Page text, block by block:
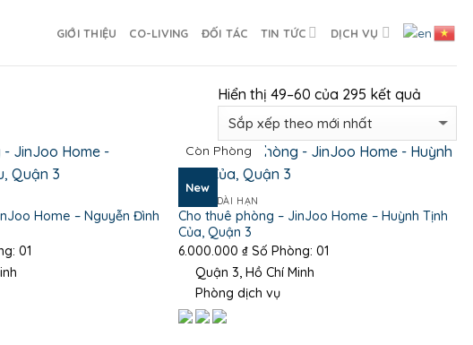
GIỚI THIỆU CO-LIVING ĐỐI TÁC TIN TỨC DỊCH VỤ
Hiển thị 49–60 của 295 kết quả
Home – Nguyễn Đình
01
New
Còn Phòng
PHÒNG DÀI HẠN
Cho thuê phòng – JinJoo Home – Huỳnh Tịnh
Của, Quận 3
6.000.000 ₫Số Phòng: 01
Quận 3, Hồ Chí Minh
Phòng dịch vụ